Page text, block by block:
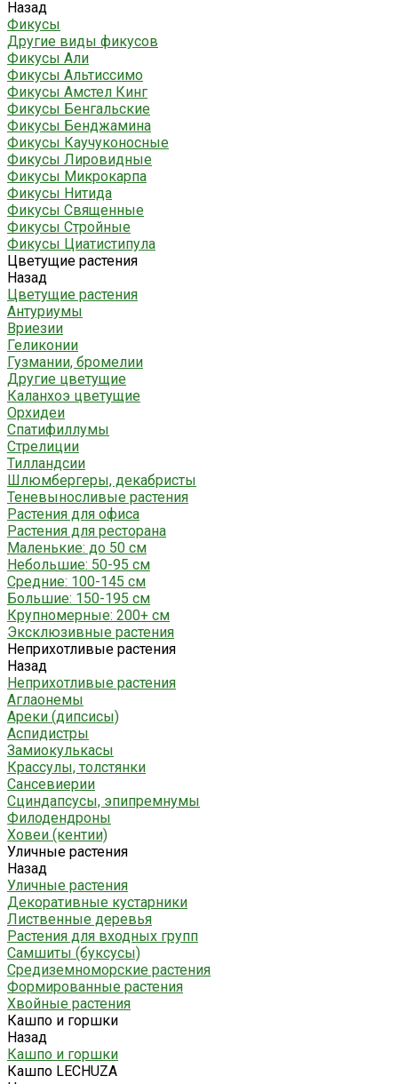
Назад
Фикусы
Другие виды фикусов
Фикусы Али
Фикусы Альтиссимо
Фикусы Амстел Кинг
Фикусы Бенгальские
Фикусы Бенджамина
Фикусы Каучуконосные
Фикусы Лировидные
Фикусы Микрокарпа
Фикусы Нитида
Фикусы Священные
Фикусы Стройные
Фикусы Циатистипула
Цветущие растения
Назад
Цветущие растения
Антуриумы
Вриезии
Геликонии
Гузмании, бромелии
Другие цветущие
Каланхоэ цветущие
Орхидеи
Спатифиллумы
Стрелиции
Тилландсии
Шлюмбергеры, декабристы
Теневыносливые растения
Растения для офиса
Растения для ресторана
Маленькие: до 50 см
Небольшие: 50-95 см
Средние: 100-145 см
Большие: 150-195 см
Крупномерные: 200+ см
Эксклюзивные растения
Неприхотливые растения
Назад
Неприхотливые растения
Аглаонемы
Ареки (дипсисы)
Аспидистры
Замиокулькасы
Крассулы, толстянки
Сансевиерии
Сциндапсусы, эпипремнумы
Филодендроны
Ховеи (кентии)
Уличные растения
Назад
Уличные растения
Декоративные кустарники
Лиственные деревья
Растения для входных групп
Самшиты (буксусы)
Средиземноморские растения
Формированные растения
Хвойные растения
Кашпо и горшки
Назад
Кашпо и горшки
Кашпо LECHUZA